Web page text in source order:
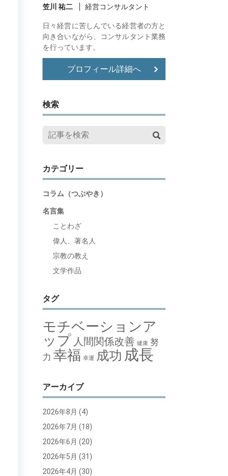
笠川 祐二 経営コンサルタント
日々経営に苦しんでいる経営者の方と
向き合いながら、コンサルタント業務
を行っています。
プロフィール詳細へ
検索
カテゴリー
コラム（つぶやき）
名言集
ことわざ
偉人、著名人
宗教の教え
文学作品
タグ
モチベーションア
ップ 人間関係改善 健康 努
力 幸福 幸運 成功 成長
アーカイブ
2026年8月 (4)
2026年7月 (18)
2026年6月 (20)
2026年5月 (31)
2026年4月 (30)